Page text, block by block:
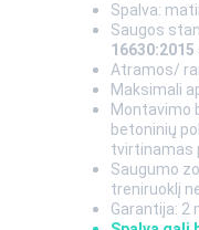
Spalva:
Saugos
16630:2015
Atramos/
Maksimali
Montavimo
betoninių
tvirtinamas
Saugumo
treniruoklį
Garantija: 2